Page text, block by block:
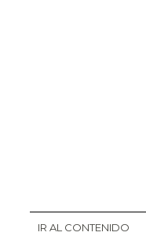
IR AL CONTENIDO